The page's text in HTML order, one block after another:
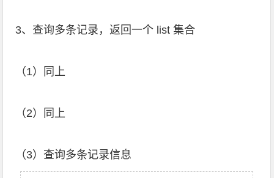
3、查询多条记录，返回一个 list 集合
（1）同上
（2）同上
（3）查询多条记录信息